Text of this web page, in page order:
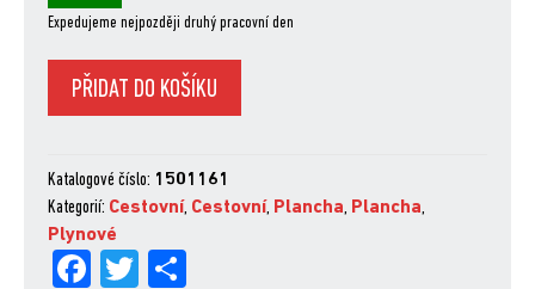
Expedujeme nejpozději druhý pracovní den
Plancha
Weber®
Premium
43
cm
množství
PŘIDAT DO KOŠÍKU
Katalogové číslo: 1501161
Kategorií: Cestovní, Cestovní, Plancha, Plancha,
Plynové
Fa
Tw